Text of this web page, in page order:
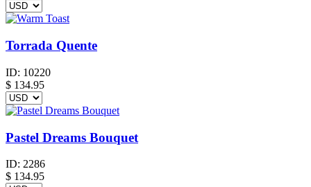
Torrada Quente
ID: 10220
$ 134.95
Pastel Dreams Bouquet
ID: 2286
$ 134.95